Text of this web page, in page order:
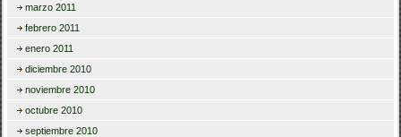
marzo 2011
febrero 2011
enero 2011
diciembre 2010
noviembre 2010
octubre 2010
septiembre 2010